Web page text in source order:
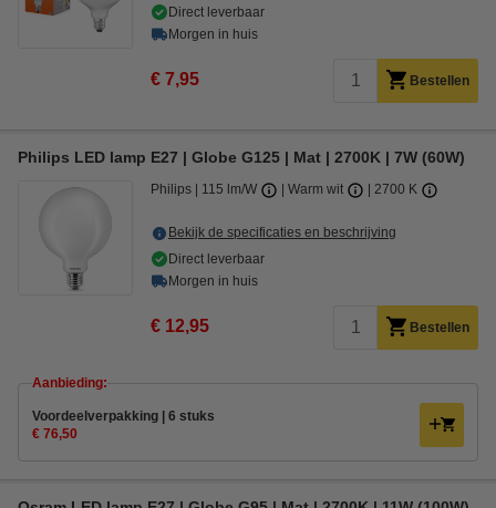
Direct leverbaar
Morgen in huis
€ 7,95 Bestellen
Philips LED lamp E27 | Globe G125 | Mat | 2700K | 7W (60W)
Philips 115 lm/W Warm wit 2700 K
Bekijk de specificaties en beschrijving
Direct leverbaar
Morgen in huis
€ 12,95 Bestellen
Aanbieding:
Voordeelverpakking | 6 stuks
€ 76,50